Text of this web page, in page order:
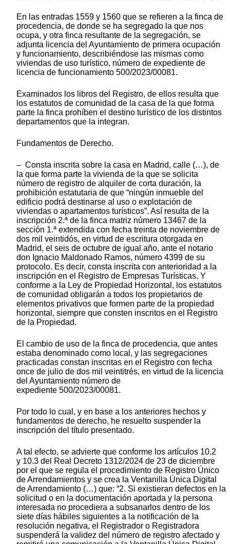
En las entradas 1559 y 1560 que se refieren a la finca de
procedencia, de donde se ha segregado la que nos
ocupa, y otra finca resultante de la segregación, se
adjunta licencia del Ayuntamiento de primera ocupación
y funcionamiento, describiéndose las mismas como
viviendas de uso turístico, número de expediente de
licencia de funcionamiento 500/2023/00081.
Examinados los libros del Registro, de ellos resulta que
los estatutos de comunidad de la casa de la que forma
parte la finca prohíben el destino turístico de los distintos
departamentos que la integran.
Fundamentos de Derecho.
– Consta inscrita sobre la casa en Madrid, calle (…), de
la que forma parte la vivienda de la que se solicita
número de registro de alquiler de corta duración, la
prohibición estatutaria de que “ningún inmueble del
edificio podrá destinarse al uso o explotación de
viviendas o apartamentos turísticos”. Así resulta de la
inscripción 2.ª de la finca matriz número 13467 de la
sección 1.ª extendida con fecha treinta de noviembre de
dos mil veintidós, en virtud de escritura otorgada en
Madrid, el seis de octubre de igual año, ante el notario
don Ignacio Maldonado Ramos, número 4399 de su
protocolo. Es decir, consta inscrita con anterioridad a la
inscripción en el Registro de Empresas Turísticas. Y
conforme a la Ley de Propiedad Horizontal, los estatutos
de comunidad obligarán a todos los propietarios de
elementos privativos que formen parte de la propiedad
horizontal, siempre que consten inscritos en el Registro
de la Propiedad.
El cambio de uso de la finca de procedencia, que antes
estaba denominado como local, y las segregaciones
practicadas constan inscritas en el Registro con fecha
once de julio de dos mil veintitrés, en virtud de la licencia
del Ayuntamiento número de
expediente 500/2023/00081.
Por todo lo cual, y en base a los anteriores hechos y
fundamentos de derecho, he resuelto suspender la
inscripción del título presentado.
A tal efecto, se advierte que conforme los artículos 10.2
y 10.3 del Real Decreto 1312/2024 de 23 de diciembre
por el que se regula el procedimiento de Registro Único
de Arrendamientos y se crea la Ventanilla Única Digital
de Arrendamiento (…) que: “2. Si existieran defectos en la
solicitud o en la documentación aportada y la persona
interesada no procediera a subsanarlos dentro de los
siete días hábiles siguientes a la notificación de la
resolución negativa, el Registrador o Registradora
suspenderá la validez del número de registro afectado y